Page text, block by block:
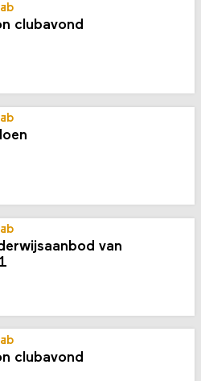
clubavond
van
clubavond